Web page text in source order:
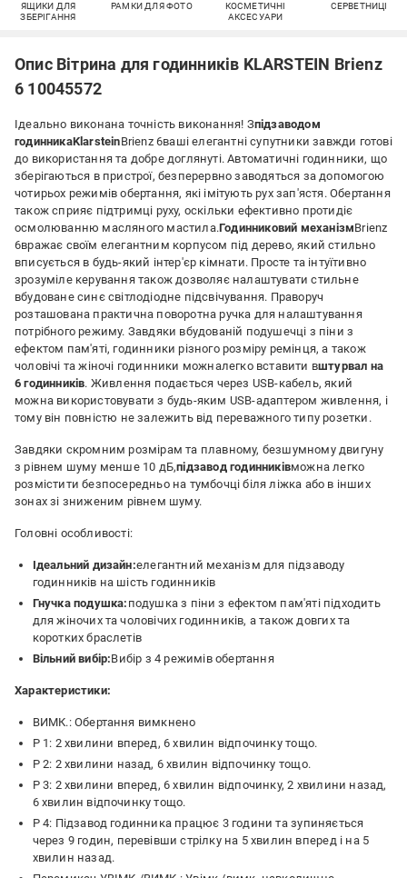
ЯЩИКИ ДЛЯ
ЗБЕРІГАННЯ
РАМКИ ДЛЯ ФОТО
КОСМЕТИЧНІ
АКСЕСУАРИ
СЕРВЕТНИЦІ
Опис Вітрина для годинників KLARSTEIN Brienz
6 10045572
Ідеально виконана точність виконання! Зпідзаводом
годинникаKlarsteinBrienz 6ваші елегантні супутники завжди готові
до використання та добре доглянуті. Автоматичні годинники, що
зберігаються в пристрої, безперервно заводяться за допомогою
чотирьох режимів обертання, які імітують рух зап'ястя. Обертання
також сприяє підтримці руху, оскільки ефективно протидіє
осмолюванню масляного мастила.Годинниковий механізмBrienz
6вражає своїм елегантним корпусом під дерево, який стильно
вписується в будь-який інтер'єр кімнати. Просте та інтуїтивно
зрозуміле керування також дозволяє налаштувати стильне
вбудоване синє світлодіодне підсвічування. Праворуч
розташована практична поворотна ручка для налаштування
потрібного режиму. Завдяки вбудованій подушечці з піни з
ефектом пам'яті, годинники різного розміру ремінця, а також
чоловічі та жіночі годинники можналегко вставити вштурвал на
6 годинників. Живлення подається через USB-кабель, який
можна використовувати з будь-яким USB-адаптером живлення, і
тому він повністю не залежить від переважного типу розетки.
Завдяки скромним розмірам та плавному, безшумному двигуну
з рівнем шуму менше 10 дБ,підзавод годинниківможна легко
розмістити безпосередньо на тумбочці біля ліжка або в інших
зонах зі зниженим рівнем шуму.
Головні особливості:
Ідеальний дизайн:елегантний механізм для підзаводу
годинників на шість годинників
Гнучка подушка: подушка з піни з ефектом пам'яті підходить
для жіночих та чоловічих годинників, а також довгих та
коротких браслетів
Вільний вибір:Вибір з 4 режимів обертання
Характеристики:
ВИМК.: Обертання вимкнено
P 1: 2 хвилини вперед, 6 хвилин відпочинку тощо.
P 2: 2 хвилини назад, 6 хвилин відпочинку тощо.
P 3: 2 хвилини вперед, 6 хвилин відпочинку, 2 хвилини назад,
6 хвилин відпочинку тощо.
P 4: Підзавод годинника працює 3 години та зупиняється
через 9 годин, перевівши стрілку на 5 хвилин вперед і на 5
хвилин назад.